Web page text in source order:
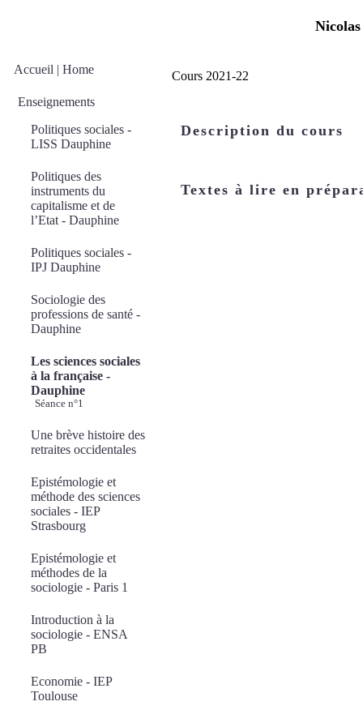
Accueil | Home
Enseignements
Politiques sociales -
LISS Dauphine
Politiques des
instruments du
capitalisme et de
l’Etat - Dauphine
Politiques sociales -
IPJ Dauphine
Sociologie des
professions de santé -
Dauphine
Les sciences sociales
à la française -
Dauphine
Séance n°1
Une brève histoire des
retraites occidentales
Epistémologie et
méthode des sciences
sociales - IEP
Strasbourg
Epistémologie et
méthodes de la
sociologie - Paris 1
Introduction à la
sociologie - ENSA
PB
Economie - IEP
Toulouse
Cours 2021-22
Description du cours
Textes à lire en